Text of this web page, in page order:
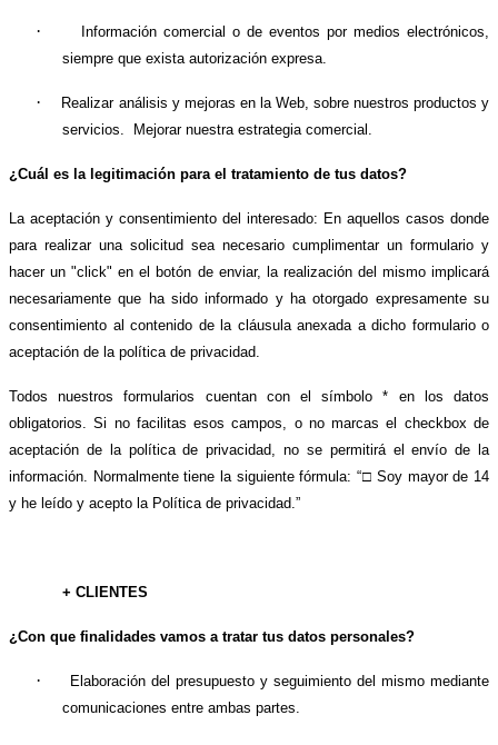
·
Información comercial o de eventos por medios electrónicos,
siempre que exista autorización expresa.
·
Realizar análisis y mejoras en la Web, sobre nuestros productos y
servicios.
Mejorar nuestra estrategia comercial.
¿Cuál es la legitimación para el tratamiento de tus datos?
La aceptación y consentimiento del interesado: En aquellos casos donde
para realizar una solicitud sea necesario cumplimentar un formulario y
hacer un "click" en el botón de enviar, la realización del mismo implicará
necesariamente que ha sido informado y ha otorgado expresamente su
consentimiento al contenido de la cláusula anexada a dicho formulario o
aceptación de la política de privacidad.
Todos nuestros formularios cuentan con el símbolo * en los datos
obligatorios. Si no facilitas esos campos, o no marcas el checkbox de
aceptación de la política de privacidad, no se permitirá el envío de la
información. Normalmente tiene la siguiente fórmula: “□ Soy mayor de 14
y he leído y acepto la Política de privacidad.”
+ CLIENTES
¿Con que finalidades vamos a tratar tus datos personales?
·
Elaboración del presupuesto y seguimiento del mismo mediante
comunicaciones entre ambas partes.